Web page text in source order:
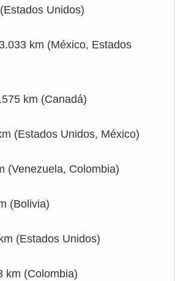
Unidos)
km (México, Estados
km (Canadá)
(Estados Unidos, México)
(Venezuela, Colombia)
(Bolivia)
(Estados Unidos)
km (Colombia)